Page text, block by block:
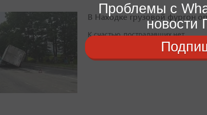
В Находке грузовой фургон
К счастью, пострадавших нет
Проблемы с
новости